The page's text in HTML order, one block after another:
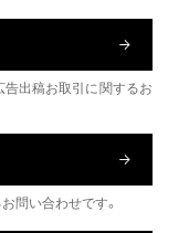
告出稿お取引に関するお
問い合わせです。